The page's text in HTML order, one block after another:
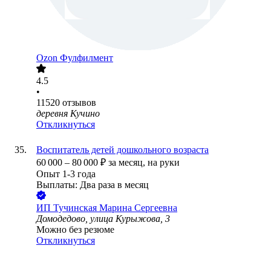
Ozon Фулфилмент
4.5
•
11520 отзывов
деревня Кучино
Откликнуться
Воспитатель детей дошкольного возраста
60 000 – 80 000 ₽ за месяц, на руки
Опыт 1-3 года
Выплаты: Два раза в месяц
ИП Тучинская Марина Сергеевна
Домодедово, улица Курыжова, 3
Можно без резюме
Откликнуться